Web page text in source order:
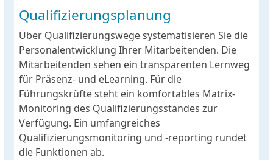
Qualifizierungsplanung
Über Qualifizierungswege systematisieren Sie die
Personalentwicklung Ihrer Mitarbeitenden. Die
Mitarbeitenden sehen ein transparenten Lernweg
für Präsenz- und eLearning. Für die
Führungskrüfte steht ein komfortables Matrix-
Monitoring des Qualifizierungsstandes zur
Verfügung. Ein umfangreiches
Qualifizierungsmonitoring und -reporting rundet
die Funktionen ab.